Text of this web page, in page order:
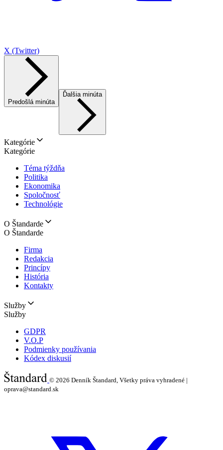
X (Twitter)
Predošlá minúta
Ďalšia minúta
Kategórie
Kategórie
Téma týždňa
Politika
Ekonomika
Spoločnosť
Technológie
O Štandarde
O Štandarde
Firma
Redakcia
Princípy
História
Kontakty
Služby
Služby
GDPR
V.O.P
Podmienky používania
Kódex diskusií
© 2026 Denník Štandard, Všetky práva vyhradené |
oprava@standard.sk